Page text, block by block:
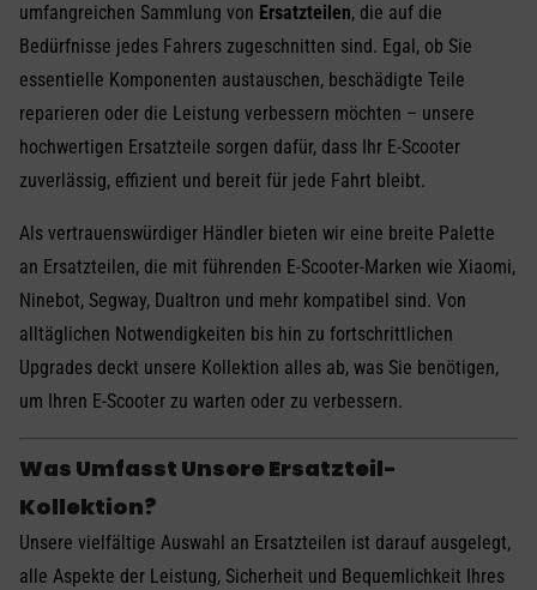
umfangreichen Sammlung von Ersatzteilen, die auf die
Bedürfnisse jedes Fahrers zugeschnitten sind. Egal, ob Sie
essentielle Komponenten austauschen, beschädigte Teile
reparieren oder die Leistung verbessern möchten – unsere
hochwertigen Ersatzteile sorgen dafür, dass Ihr E-Scooter
zuverlässig, effizient und bereit für jede Fahrt bleibt.
Als vertrauenswürdiger Händler bieten wir eine breite Palette
an Ersatzteilen, die mit führenden E-Scooter-Marken wie Xiaomi,
Ninebot, Segway, Dualtron und mehr kompatibel sind. Von
alltäglichen Notwendigkeiten bis hin zu fortschrittlichen
Upgrades deckt unsere Kollektion alles ab, was Sie benötigen,
um Ihren E-Scooter zu warten oder zu verbessern.
Was Umfasst Unsere Ersatzteil-
Kollektion?
Unsere vielfältige Auswahl an Ersatzteilen ist darauf ausgelegt,
alle Aspekte der Leistung, Sicherheit und Bequemlichkeit Ihres